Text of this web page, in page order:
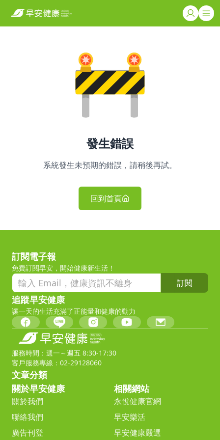
發生錯誤
系統發生未預期的錯誤，請稍後再試。
回到首頁
訂閱電子報
免費訂閱早安，開始健康新生活！
訂閱
追蹤早安健康
讓一天的生活充滿了正能量和健康的動力
服務時間：週一～週五 8:30-17:30
客戶服務專線：02-29128060
文章分類
關於早安健康
關於我們
聯絡我們
廣告刊登
相關網站
永悅健康官網
早安樂活
早安健康嚴選